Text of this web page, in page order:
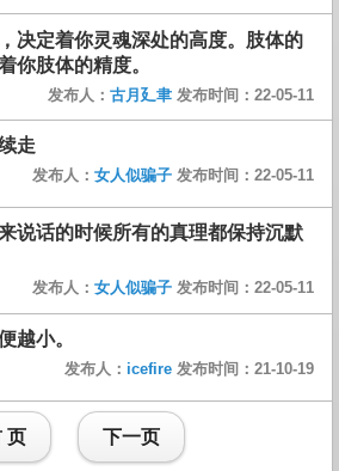
决定着你灵魂深处的高度。肢体的
你肢体的精度。
发布人： 古月廴聿 发布时间：22-05-11
走
发布人： 女人似骗子 发布时间：22-05-11
说话的时候所有的真理都保持沉默
发布人： 女人似骗子 发布时间：22-05-11
越小。
发布人： icefire 发布时间：21-10-19
页 下一页